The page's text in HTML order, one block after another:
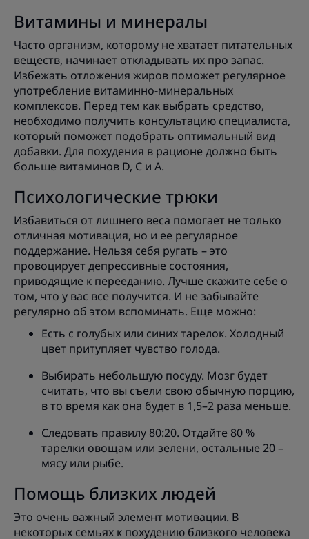
Витамины и минералы
Часто организм, которому не хватает питательных
веществ, начинает откладывать их про запас.
Избежать отложения жиров поможет регулярное
употребление витаминно-минеральных
комплексов. Перед тем как выбрать средство,
необходимо получить консультацию специалиста,
который поможет подобрать оптимальный вид
добавки. Для похудения в рационе должно быть
больше витаминов D, C и А.
Психологические трюки
Избавиться от лишнего веса помогает не только
отличная мотивация, но и ее регулярное
поддержание. Нельзя себя ругать – это
провоцирует депрессивные состояния,
приводящие к перееданию. Лучше скажите себе о
том, что у вас все получится. И не забывайте
регулярно об этом вспоминать. Еще можно:
Есть с голубых или синих тарелок. Холодный
цвет притупляет чувство голода.
Выбирать небольшую посуду. Мозг будет
считать, что вы съели свою обычную порцию,
в то время как она будет в 1,5–2 раза меньше.
Следовать правилу 80:20. Отдайте 80 %
тарелки овощам или зелени, остальные 20 –
мясу или рыбе.
Помощь близких людей
Это очень важный элемент мотивации. В
некоторых семьях к похудению близкого человека